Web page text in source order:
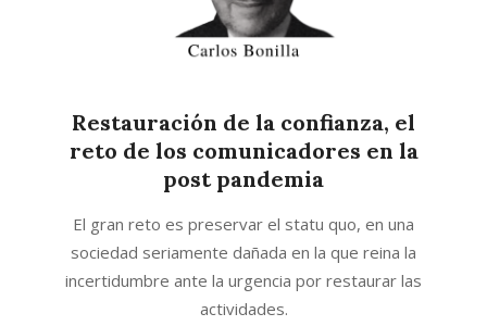
Restauración de la confianza, el
reto de los comunicadores en la
post pandemia
12-
14
El gran reto es preservar el statu quo, en una
sociedad seriamente dañada en la que reina la
incertidumbre ante la urgencia por restaurar las
actividades.